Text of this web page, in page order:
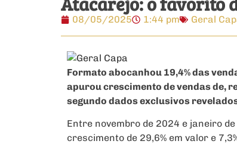
08/05/2025 1:44 pm Geral
Formato abocanhou 19,4% das
apurou crescimento de vendas de,
segundo dados exclusivos
Entre novembro de 2024 e janeiro
crescimento de 29,6% em valor e